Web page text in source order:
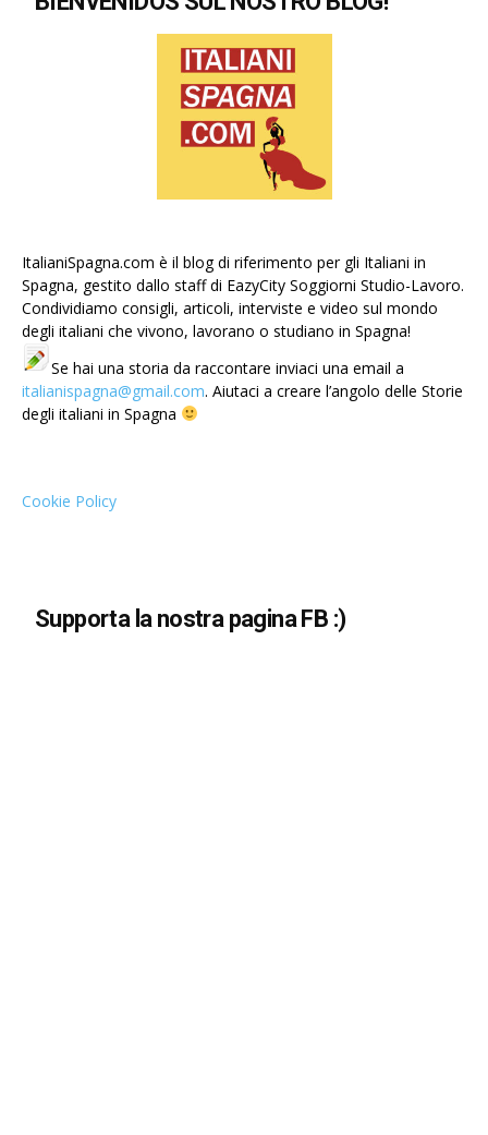
ItalianiSpagna.com è il blog di riferimento per gli Italiani in
Spagna, gestito dallo staff di EazyCity Soggiorni Studio-Lavoro.
Condividiamo consigli, articoli, interviste e video sul mondo
degli italiani che vivono, lavorano o studiano in Spagna!
Se hai una storia da raccontare inviaci una email a
italianispagna@gmail.com. Aiutaci a creare l’angolo delle Storie
degli italiani in Spagna
Cookie Policy
Supporta la nostra pagina FB :)